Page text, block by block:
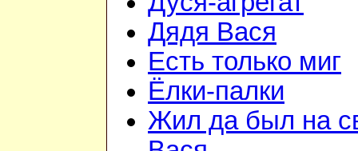
Дядя Вася
Есть только миг
Ёлки-палки
Жил да был на